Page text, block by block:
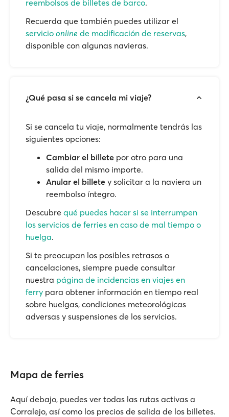
reembolsos de billetes de barco.
Recuerda que también puedes utilizar el
servicio online de modificación de reservas,
disponible con algunas navieras.
¿Qué pasa si se cancela mi viaje?
Si se cancela tu viaje, normalmente tendrás las
siguientes opciones:
Cambiar el billete por otro para una
salida del mismo importe.
Anular el billete y solicitar a la naviera un
reembolso íntegro.
Descubre qué puedes hacer si se interrumpen
los servicios de ferries en caso de mal tiempo o
huelga.
Si te preocupan los posibles retrasos o
cancelaciones, siempre puede consultar
nuestra página de incidencias en viajes en
ferry para obtener información en tiempo real
sobre huelgas, condiciones meteorológicas
adversas y suspensiones de los servicios.
Mapa de ferries
Aquí debajo, puedes ver todas las rutas activas a
Corralejo, así como los precios de salida de los billetes.